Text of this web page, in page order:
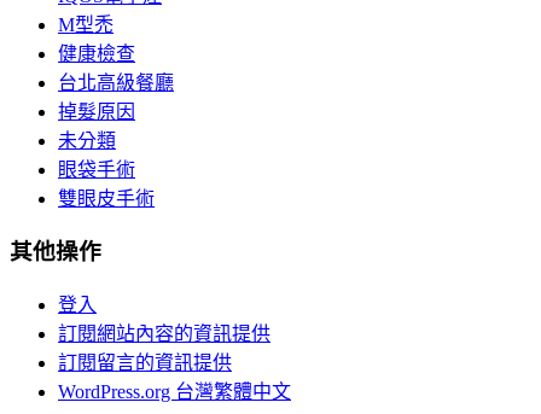
M型禿
健康檢查
台北高級餐廳
掉髮原因
未分類
眼袋手術
雙眼皮手術
其他操作
登入
訂閱網站內容的資訊提供
訂閱留言的資訊提供
WordPress.org 台灣繁體中文